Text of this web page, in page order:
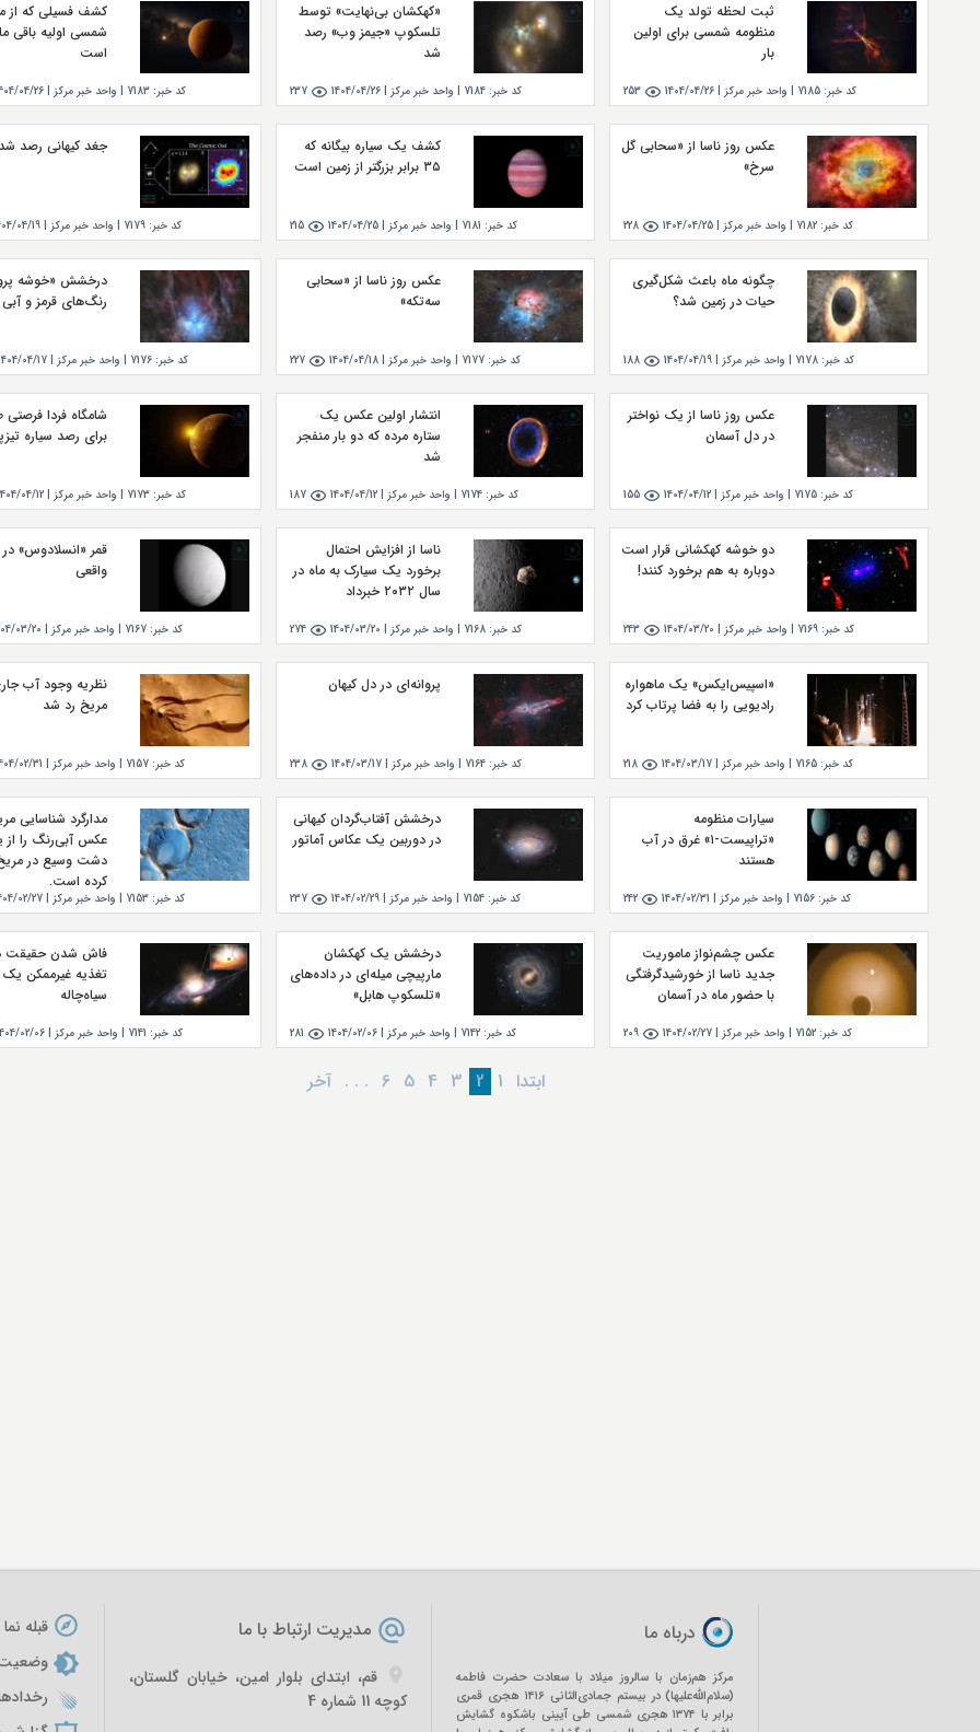
ثبت لحظه تولد یک
منظومه شمسی برای اولین
بار
کد خبر: 7185
| واحد خبر مركز | 1404/04/26
253
«کهکشان بی‌نهایت» توسط
تلسکوپ «جیمز وب» رصد
شد
کد خبر: 7184
| واحد خبر مركز | 1404/04/26
237
کشف فسیلی که از
شمسی اولیه باقی
است
کد خبر: 7183
| واحد خبر مركز | 04/26
عکس روز ناسا از «سحابی گل
سرخ»
کد خبر: 7182
| واحد خبر مركز | 1404/04/25
228
کشف یک سیاره بیگانه که
۳۵ برابر بزرگتر از زمین است
کد خبر: 7181
| واحد خبر مركز | 1404/04/25
215
جغد کیهانی رصد شد
کد خبر: 7179
| واحد خبر مركز | 04/19
چگونه ماه باعث شکل‌گیری
حیات در زمین شد؟
کد خبر: 7178
| واحد خبر مركز | 1404/04/19
188
عکس روز ناسا از «سحابی
سه‌تکه»
کد خبر: 7177
| واحد خبر مركز | 1404/04/18
227
درخشش «خوشه
رنگ‌های قرمز و آبی
کد خبر: 7176
| واحد خبر مركز | 04/17
عکس روز ناسا از یک نواختر
در دل آسمان
کد خبر: 7175
| واحد خبر مركز | 1404/04/12
155
انتشار اولین عکس یک
ستاره مرده که دو بار منفجر
شد
کد خبر: 7174
| واحد خبر مركز | 1404/04/12
187
شامگاه فردا فرصتی
برای رصد سیاره
کد خبر: 7173
| واحد خبر مركز | 04/12
دو خوشه کهکشانی قرار است
دوباره به هم برخورد کنند!
کد خبر: 7169
| واحد خبر مركز | 1404/03/20
243
ناسا از افزایش احتمال
برخورد یک سیارک به ماه در
سال ۲۰۳۲ خبرداد
کد خبر: 7168
| واحد خبر مركز | 1404/03/20
274
قمر «انسلادوس»
واقعی
کد خبر: 7167
| واحد خبر مركز | 03/20
«اسپیس‌ایکس» یک ماهواره
رادیویی را به فضا پرتاب کرد
کد خبر: 7165
| واحد خبر مركز | 1404/03/17
218
پروانه‌ای در دل کیهان
کد خبر: 7164
| واحد خبر مركز | 1404/03/17
238
نظریه وجود آب
مریخ رد شد
کد خبر: 7157
| واحد خبر مركز | 02/31
سیارات منظومه
«تراپیست-۱» غرق در آب
هستند
کد خبر: 7156
| واحد خبر مركز | 1404/02/31
242
درخشش آفتاب‌گردان کیهانی
در دوربین یک عکاس آماتور
کد خبر: 7154
| واحد خبر مركز | 1404/02/29
237
مدارگرد شناسایی
عکس آبی‌رنگ را
دشت وسیع در
کرده است.
کد خبر: 7153
| واحد خبر مركز | 02/27
عکس چشم‌نواز ماموریت
جدید ناسا از خورشیدگرفتگی
با حضور ماه در آسمان
کد خبر: 7152
| واحد خبر مركز | 1404/02/27
209
درخشش یک کهکشان
مارپیچی میله‌ای در داده‌های
«تلسکوپ هابل»
کد خبر: 7142
| واحد خبر مركز | 1404/02/06
281
فاش شدن حقیقت
تغذیه غیرممکن یک
سیاه‌چاله
کد خبر: 7141
| واحد خبر مركز | 02/06
ابتدا 1
2
3
4
5
6
. . . آخر
درباه ما
مرکز هم‌زمان با سالروز میلاد با سعادت حضرت فاطمه
(سلام‌الله‌علیها) در بیستم جمادی‌الثانی ۱۴۱۶ هجری قمری
برابر با ۱۳۷۴ هجری شمسی طی آیینی باشکوه گشایش
مدیریت ارتباط با ما
قم، ابتدای بلوار امين، خیابان گلستان،
کوچه 11 شماره 4
قبله نما
وضعیت